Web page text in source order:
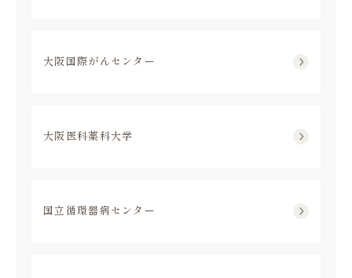
大阪国際がんセンター
大阪医科薬科大学
国立循環器病センター